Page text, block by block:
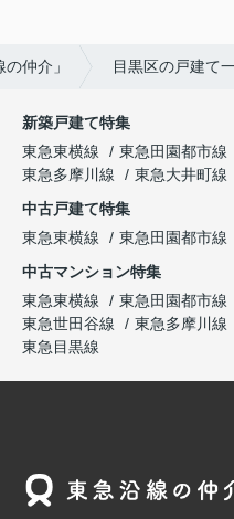
仲介」 目黒区の戸建て
新築戸建て特集
東急東横線
東急田園都市線
東急多摩川線
東急大井町線
中古戸建て特集
東急東横線
東急田園都市線
中古マンション特集
東急東横線
東急田園都市線
東急世田谷線
東急多摩川線
東急目黒線